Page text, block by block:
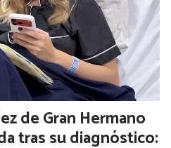
de Gran Hermano
tras su diagnóstico: